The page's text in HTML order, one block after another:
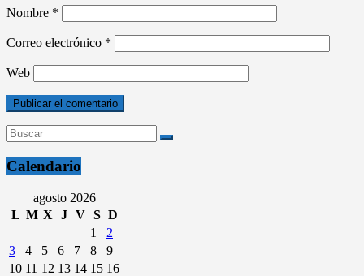
Nombre *
Correo electrónico *
Web
Calendario
agosto 2026
L M X J V S D
1
2
3
4 5 6 7 8
9
10 11 12 13 14 15 16